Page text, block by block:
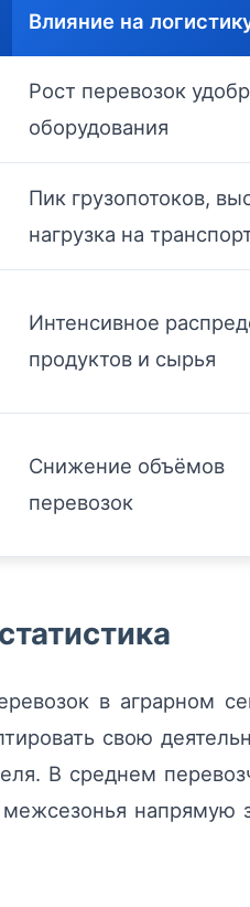
Влияние на
Рост перевозок
оборудования
Пик грузопотоков,
нагрузка на
Интенсивное
продуктов и сырья
Снижение объёмов
перевозок
в аграрном
свою
В среднем
напрямую